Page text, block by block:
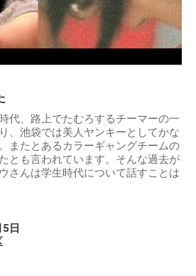
代、路上でたむろするチーマーの一
、池袋では美人ヤンキーとしてかな
またとあるカラーギャングチームの
とも言われています。そんな過去が
さんは学生時代について話すことは
日